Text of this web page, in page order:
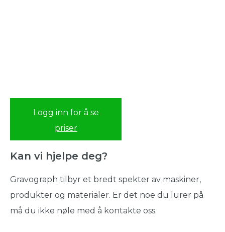
Logg inn for å se
priser
Kan vi hjelpe deg?
Gravograph tilbyr et bredt spekter av maskiner,
produkter og materialer. Er det noe du lurer på
må du ikke nøle med å kontakte oss.